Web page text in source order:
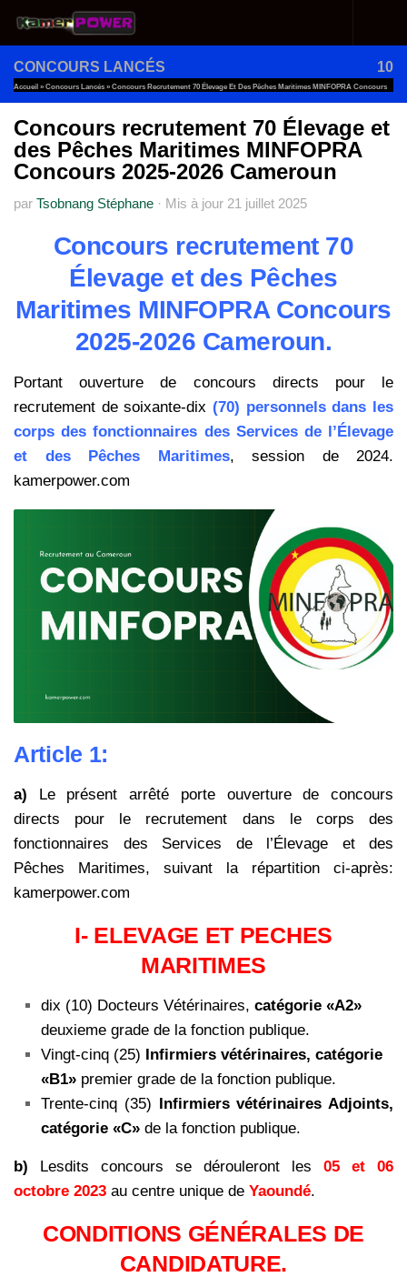
Au dessous du contenu
CONCOURS LANCÉS 10
Accueil » Concours Lancés » Concours Recrutement 70 Élevage Et Des Pêches Maritimes MINFOPRA Concours
2025-2026 Cameroun
Concours recrutement 70 Élevage et
des Pêches Maritimes MINFOPRA
Concours 2025-2026 Cameroun
par Tsobnang Stéphane · Mis à jour 21 juillet 2025
Concours recrutement 70
Élevage et des Pêches
Maritimes MINFOPRA Concours
2025-2026 Cameroun.
Portant ouverture de concours directs pour le
recrutement de soixante-dix (70) personnels dans les
corps des fonctionnaires des Services de l’Élevage
et des Pêches Maritimes, session de 2024.
kamerpower.com
Article 1:
a) Le présent arrêté porte ouverture de concours
directs pour le recrutement dans le corps des
fonctionnaires des Services de l’Élevage et des
Pêches Maritimes, suivant la répartition ci-après:
kamerpower.com
I- ELEVAGE ET PECHES
MARITIMES
dix (10) Docteurs Vétérinaires, catégorie «A2»
deuxieme grade de la fonction publique.
Vingt-cinq (25) Infirmiers vétérinaires, catégorie
«B1» premier grade de la fonction publique.
Trente-cinq (35) Infirmiers vétérinaires Adjoints,
catégorie «C» de la fonction publique.
b) Lesdits concours se dérouleront les 05 et 06
octobre 2023 au centre unique de Yaoundé.
CONDITIONS GÉNÉRALES DE
CANDIDATURE.